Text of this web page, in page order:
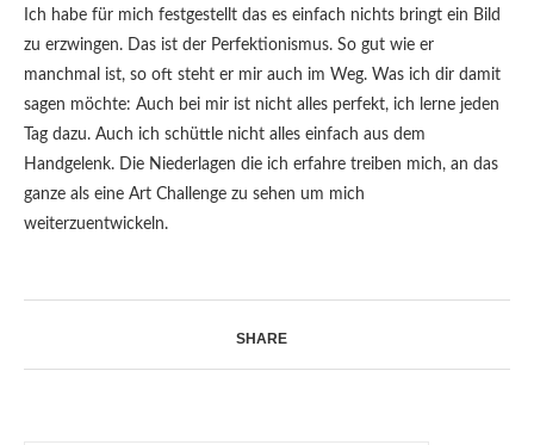
Ich habe für mich festgestellt das es einfach nichts bringt ein Bild
zu erzwingen. Das ist der Perfektionismus. So gut wie er
manchmal ist, so oft steht er mir auch im Weg. Was ich dir damit
sagen möchte: Auch bei mir ist nicht alles perfekt, ich lerne jeden
Tag dazu. Auch ich schüttle nicht alles einfach aus dem
Handgelenk. Die Niederlagen die ich erfahre treiben mich, an das
ganze als eine Art Challenge zu sehen um mich
weiterzuentwickeln.
SHARE